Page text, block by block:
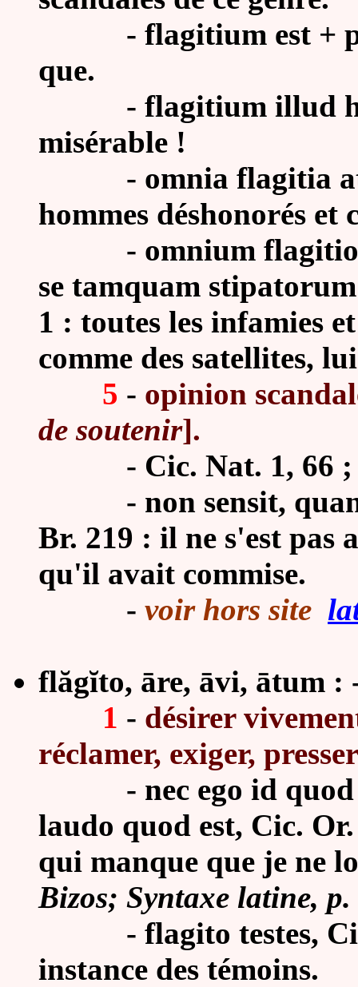
- flagitium est +
que.
- flagitium illud
misérable !
- omnia flagitia
hommes déshonorés et
- omnium
se tamquam
1 : toutes les infamies
comme des satellites,
5 - opinion
de soutenir].
- Cic. Nat. 1, 66
- non sensit,
Br. 219 : il ne s'est pas
qu'il avait commise.
- voir hors site
flăgĭto, āre, āvi, ātum :
1 - désirer
réclamer, exiger,
- nec ego id quod
laudo quod est, Cic.
qui manque que je ne
Bizos; Syntaxe latine,
- flagito testes, Cic.
instance des témoins.